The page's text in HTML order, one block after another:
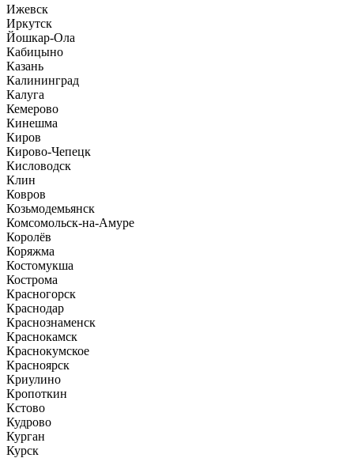
Ижевск
Иркутск
Йошкар-Ола
Кабицыно
Казань
Калининград
Калуга
Кемерово
Кинешма
Киров
Кирово-Чепецк
Кисловодск
Клин
Ковров
Козьмодемьянск
Комсомольск-на-Амуре
Королёв
Коряжма
Костомукша
Кострома
Красногорск
Краснодар
Краснознаменск
Краснокамск
Краснокумское
Красноярск
Криулино
Кропоткин
Кстово
Кудрово
Курган
Курск